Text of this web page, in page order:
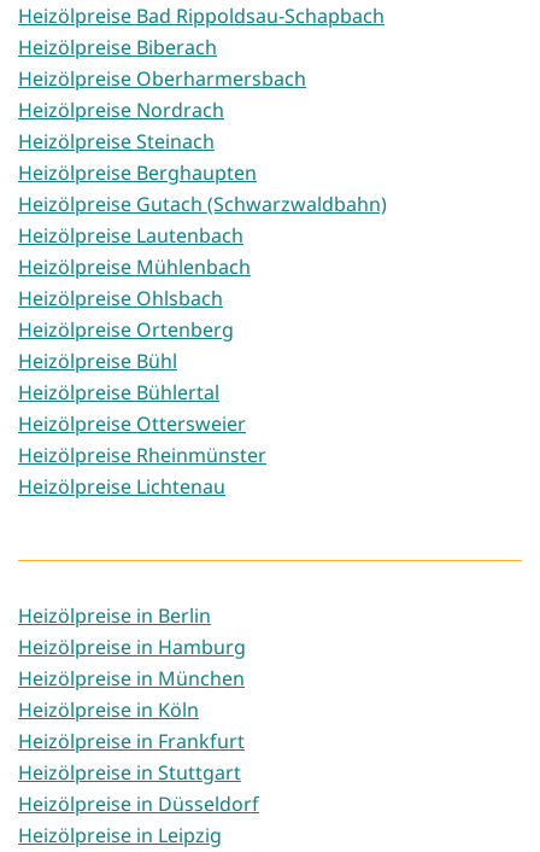
Heizölpreise Bad Rippoldsau-Schapbach
Heizölpreise Biberach
Heizölpreise Oberharmersbach
Heizölpreise Nordrach
Heizölpreise Steinach
Heizölpreise Berghaupten
Heizölpreise Gutach (Schwarzwaldbahn)
Heizölpreise Lautenbach
Heizölpreise Mühlenbach
Heizölpreise Ohlsbach
Heizölpreise Ortenberg
Heizölpreise Bühl
Heizölpreise Bühlertal
Heizölpreise Ottersweier
Heizölpreise Rheinmünster
Heizölpreise Lichtenau
Heizölpreise in Berlin
Heizölpreise in Hamburg
Heizölpreise in München
Heizölpreise in Köln
Heizölpreise in Frankfurt
Heizölpreise in Stuttgart
Heizölpreise in Düsseldorf
Heizölpreise in Leipzig